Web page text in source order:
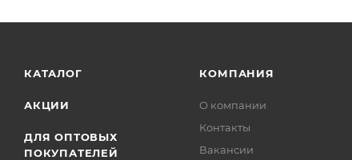
КАТАЛОГ
АКЦИИ
ДЛЯ ОПТОВЫХ
ПОКУПАТЕЛЕЙ
КОМПАНИЯ
О компании
Контакты
Вакансии